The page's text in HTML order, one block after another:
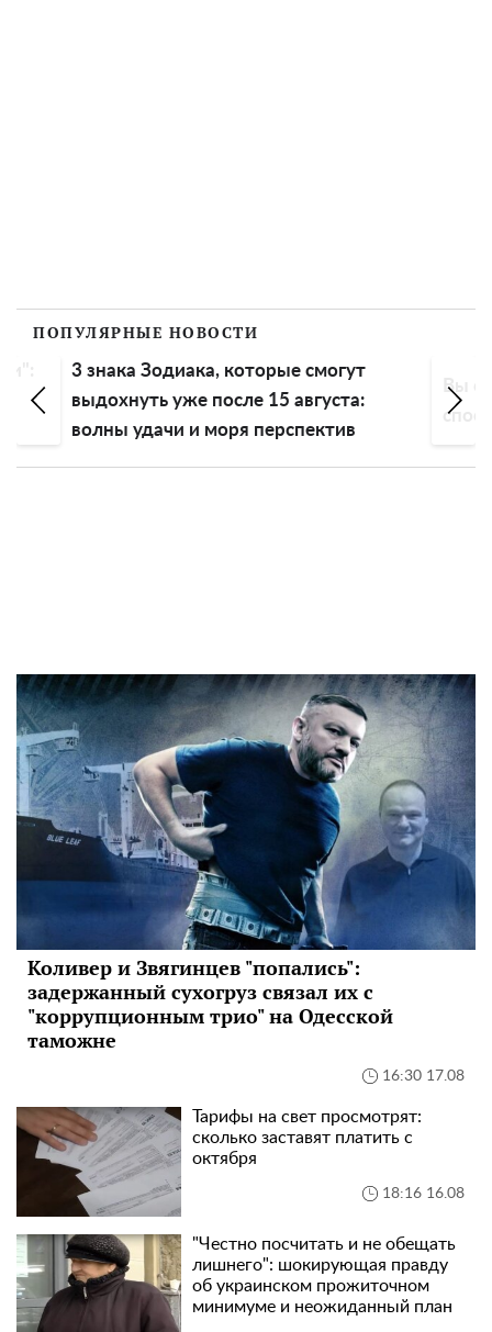
ПОПУЛЯРНЫЕ НОВОСТИ
3 знака Зодиака, которые смогут
выдохнуть уже после 15 августа:
волны удачи и моря перспектив
Вы
Коливер и Звягинцев "попались":
задержанный сухогруз связал их с
"коррупционным трио" на Одесской
таможне
16:30 17.08
Тарифы на свет просмотрят:
сколько заставят платить с
октября
18:16 16.08
"Честно посчитать и не обещать
лишнего": шокирующая правду
об украинском прожиточном
минимуме и неожиданный план